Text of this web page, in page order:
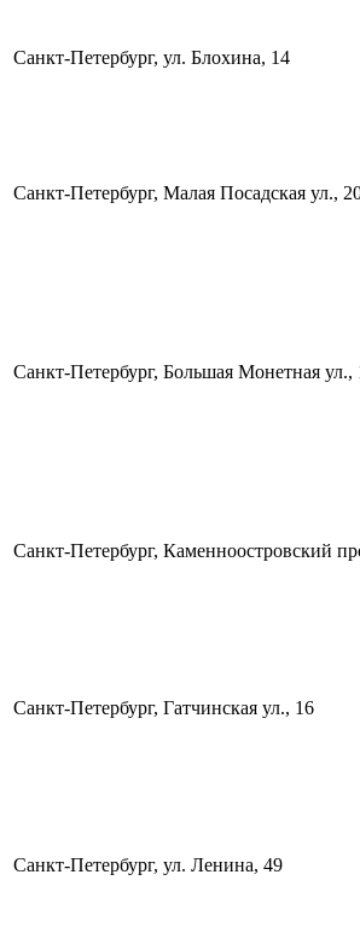
Санкт-Петербург, ул. Блохина, 14
Санкт-Петербург, Малая Посадская ул.,
Санкт-Петербург, Большая Монетная ул.,
Санкт-Петербург, Каменноостровский
Санкт-Петербург, Гатчинская ул., 16
Санкт-Петербург, ул. Ленина, 49